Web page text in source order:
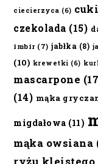
ciecierzyca (6)
czekolada (15)
imbir (7) jabłka (8)
(10) krewetki (6)
mascarpone
(14) mąka
migdałowa (11)
mąka owsiana